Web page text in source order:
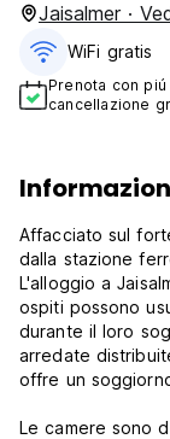
Jaisalmer ·
WiFi gratis
Prenota con
cancellazione
Affacciato sul
dalla stazione
L'alloggio a
ospiti possono
durante il loro
arredate
offre un
Le camere sono